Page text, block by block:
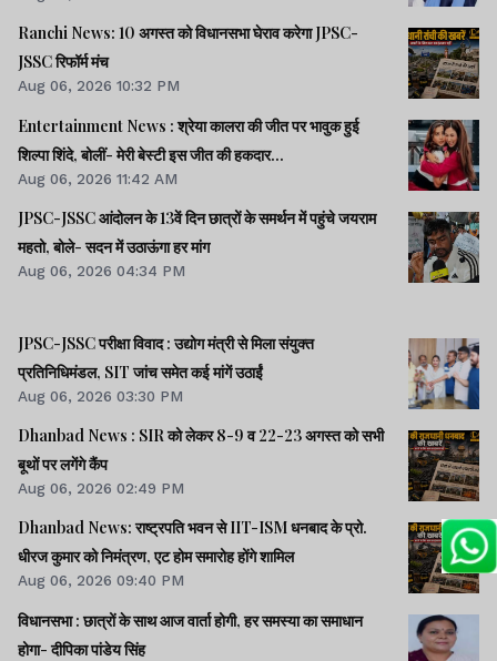
Ranchi News: 10 अगस्त को विधानसभा घेराव करेगा JPSC-
JSSC रिफॉर्म मंच
Aug 06, 2026 10:32 PM
Entertainment News : श्रेया कालरा की जीत पर भावुक हुई
शिल्पा शिंदे, बोलीं- मेरी बेस्टी इस जीत की हकदार...
Aug 06, 2026 11:42 AM
JPSC-JSSC आंदोलन के 13वें दिन छात्रों के समर्थन में पहुंचे जयराम
महतो, बोले- सदन में उठाऊंगा हर मांग
Aug 06, 2026 04:34 PM
JPSC-JSSC परीक्षा विवाद : उद्योग मंत्री से मिला संयुक्त
प्रतिनिधिमंडल, SIT जांच समेत कई मांगें उठाईं
Aug 06, 2026 03:30 PM
Dhanbad News : SIR को लेकर 8-9 व 22-23 अगस्त को सभी
बूथों पर लगेंगे कैंप
Aug 06, 2026 02:49 PM
Dhanbad News: राष्ट्रपति भवन से IIT-ISM धनबाद के प्रो.
धीरज कुमार को निमंत्रण, एट होम समारोह होंगे शामिल
Aug 06, 2026 09:40 PM
विधानसभा : छात्रों के साथ आज वार्ता होगी, हर समस्या का समाधान
होगा- दीपिका पांडेय सिंह